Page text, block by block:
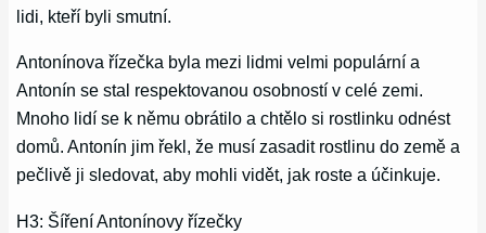
lidi, kteří byli smutní.
Antonínova řízečka byla mezi lidmi velmi populární a
Antonín se stal respektovanou osobností v celé zemi.
Mnoho lidí se k němu obrátilo a chtělo si rostlinku odnést
domů. Antonín jim řekl, že musí zasadit rostlinu do země a
pečlivě ji sledovat, aby mohli vidět, jak roste a účinkuje.
H3: Šíření Antonínovy řízečky